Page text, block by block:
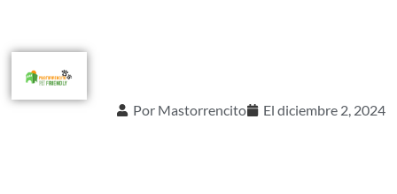
Por Mastorrencito El diciembre 2, 2024